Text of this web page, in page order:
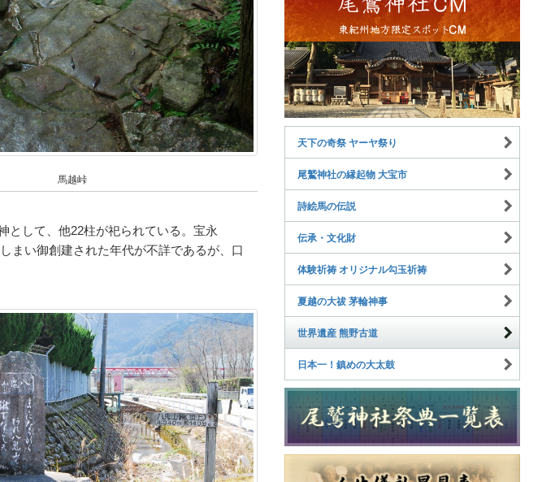
馬越峠
として、他22柱が祀られている。宝永
まい御創建された年代が不詳であるが、口
天下の奇祭 ヤーヤ祭り
尾鷲神社の縁起物 大宝市
詩絵馬の伝説
伝承・文化財
体験祈祷 オリジナル勾玉祈祷
夏越の大祓 茅輪神事
世界遺産 熊野古道
日本一！鎮めの大太鼓